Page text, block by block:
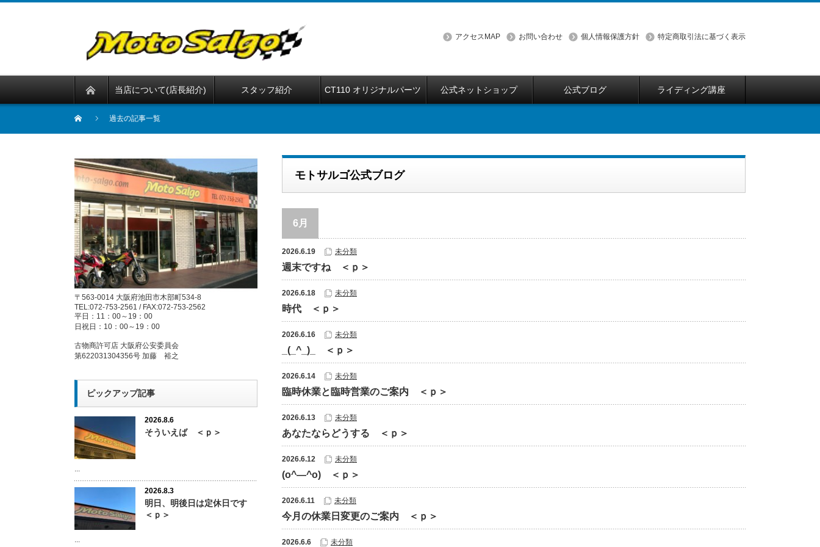
アクセスMAP お問い合わせ 個人情報保護方針 特定商取引法に基づく表示
当店について(店長紹介) スタッフ紹介 CT110 オリジナルパーツ 公式ネットショップ 公式ブログ ライディング講座
過去の記事一覧
モトサルゴ公式ブログ
6月
2026.6.19 未分類
週末ですね ＜ｐ＞
2026.6.18 未分類
時代 ＜ｐ＞
2026.6.16 未分類
_(_^_)_ ＜ｐ＞
2026.6.14 未分類
臨時休業と臨時営業のご案内 ＜ｐ＞
2026.6.13 未分類
あなたならどうする ＜ｐ＞
2026.6.12 未分類
(o^―^o) ＜ｐ＞
2026.6.11 未分類
今月の休業日変更のご案内 ＜ｐ＞
2026.6.6 未分類
〒563-0014 大阪府池田市木部町534-8
TEL:072-753-2561 / FAX:072-753-2562
平日：11：00～19：00
日祝日：10：00～19：00
古物商許可店 大阪府公安委員会
第622031304356号 加藤 裕之
ピックアップ記事
2026.8.6
そういえば ＜ｐ＞
...
2026.8.3
明日、明後日は定休日です
＜ｐ＞
...